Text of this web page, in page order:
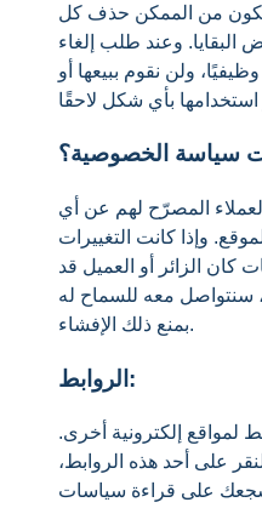
من الممكن حذف كل
البقايا. وعند طلب إلغاء
ولن نقوم ببيعها أو
سياسة الخصوصية؟
المصرّح لهم عن أي
وإذا كانت التغييرات
الزائر أو العميل قد
سنتواصل معه للسماح له
بمنع ذلك الإفشاء.
الروابط:
لمواقع إلكترونية أخرى.
على أحد هذه الروابط،
على قراءة سياسات